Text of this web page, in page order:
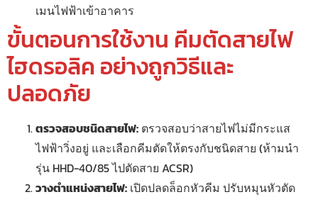
เมนไฟฟ้าเข้าอาคาร
ขั้นตอนการใช้งาน คีมตัดสายไฟ
ไฮดรอลิค อย่างถูกวิธีและ
ปลอดภัย
ตรวจสอบชนิดสายไฟ: ตรวจสอบว่าสายไฟไม่มีกระแส
ไฟฟ้าวิ่งอยู่ และเลือกคีมตัดให้ตรงกับชนิดสาย (ห้ามนำ
รุ่น HHD-40/85 ไปตัดสาย ACSR)
วางตำแหน่งสายไฟ: เปิดปลดล็อกหัวคีม ปรับหมุนหัวตัด